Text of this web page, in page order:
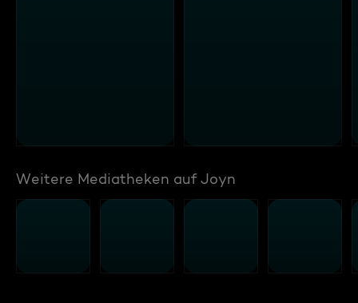
Weitere Mediatheken auf Joyn